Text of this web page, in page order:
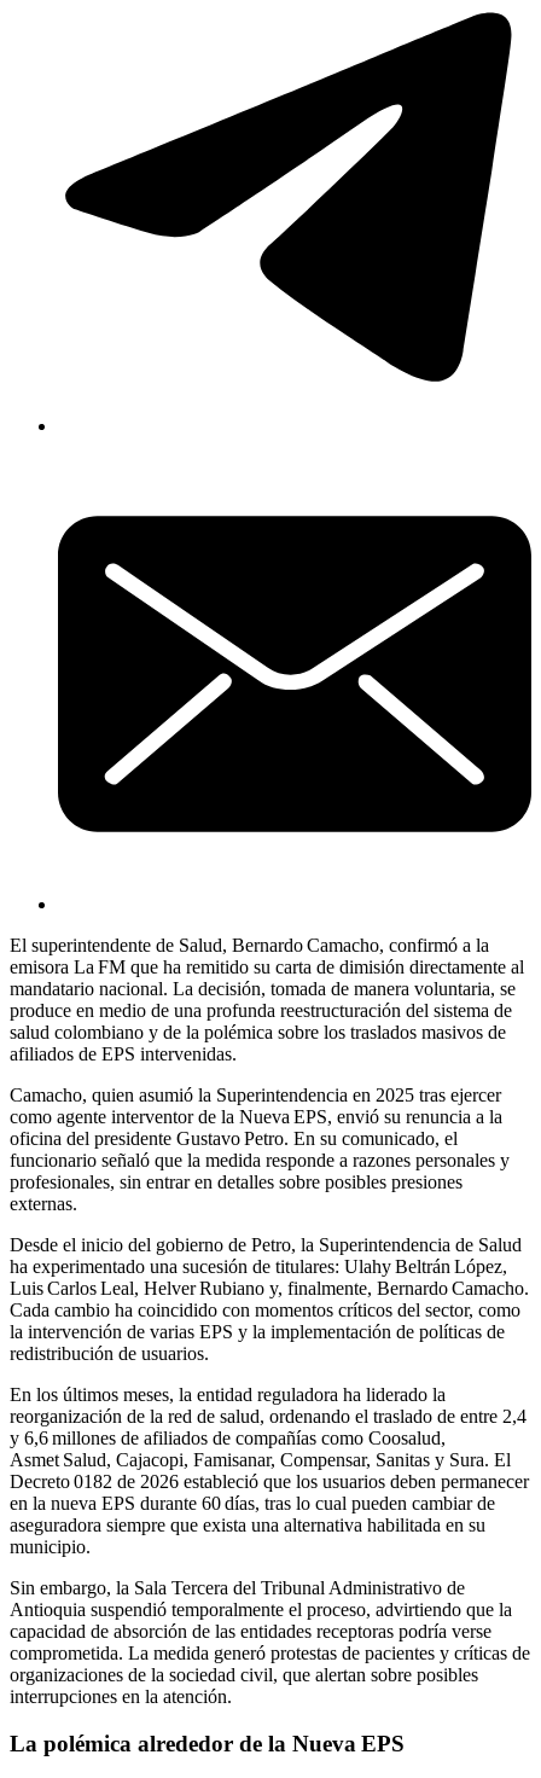
El superintendente de Salud, Bernardo Camacho, confirmó a la
emisora La FM que ha remitido su carta de dimisión directamente al
mandatario nacional. La decisión, tomada de manera voluntaria, se
produce en medio de una profunda reestructuración del sistema de
salud colombiano y de la polémica sobre los traslados masivos de
afiliados de EPS intervenidas.
Camacho, quien asumió la Superintendencia en 2025 tras ejercer
como agente interventor de la Nueva EPS, envió su renuncia a la
oficina del presidente Gustavo Petro. En su comunicado, el
funcionario señaló que la medida responde a razones personales y
profesionales, sin entrar en detalles sobre posibles presiones
externas.
Desde el inicio del gobierno de Petro, la Superintendencia de Salud
ha experimentado una sucesión de titulares: Ulahy Beltrán López,
Luis Carlos Leal, Helver Rubiano y, finalmente, Bernardo Camacho.
Cada cambio ha coincidido con momentos críticos del sector, como
la intervención de varias EPS y la implementación de políticas de
redistribución de usuarios.
En los últimos meses, la entidad reguladora ha liderado la
reorganización de la red de salud, ordenando el traslado de entre 2,4
y 6,6 millones de afiliados de compañías como Coosalud,
Asmet Salud, Cajacopi, Famisanar, Compensar, Sanitas y Sura. El
Decreto 0182 de 2026 estableció que los usuarios deben permanecer
en la nueva EPS durante 60 días, tras lo cual pueden cambiar de
aseguradora siempre que exista una alternativa habilitada en su
municipio.
Sin embargo, la Sala Tercera del Tribunal Administrativo de
Antioquia suspendió temporalmente el proceso, advirtiendo que la
capacidad de absorción de las entidades receptoras podría verse
comprometida. La medida generó protestas de pacientes y críticas de
organizaciones de la sociedad civil, que alertan sobre posibles
interrupciones en la atención.
La polémica alrededor de la Nueva EPS